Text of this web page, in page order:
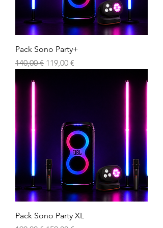
Pack Sono Party+
Prix original
140,00 € Prix promotionnel
119,00 €
Pack Sono Party XL